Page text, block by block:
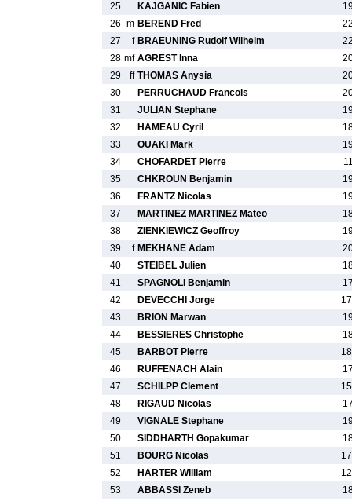
25
KAJGANIC Fabien
26 m BEREND Fred
27
f BRAEUNING Rudolf Wilhelm
28 mf AGREST Inna
29
ff THOMAS Anysia
30
PERRUCHAUD Francois
31
JULIAN Stephane
32
HAMEAU Cyril
33
OUAKI Mark
34
CHOFARDET Pierre
35
CHKROUN Benjamin
36
FRANTZ Nicolas
37
MARTINEZ MARTINEZ Mateo
38
ZIENKIEWICZ Geoffroy
39
f MEKHANE Adam
40
STEIBEL Julien
41
SPAGNOLI Benjamin
42
DEVECCHI Jorge
43
BRION Marwan
44
BESSIERES Christophe
45
BARBOT Pierre
46
RUFFENACH Alain
47
SCHILPP Clement
48
RIGAUD Nicolas
49
VIGNALE Stephane
50
SIDDHARTH Gopakumar
51
BOURG Nicolas
52
HARTER William
53
ABBASSI Zeneb